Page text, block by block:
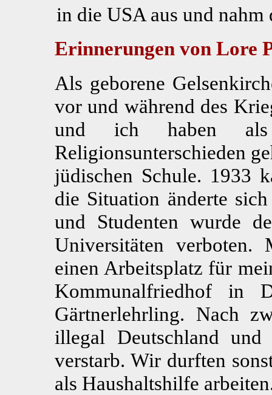
in die USA aus und
Erinnerungen von Lore
Als geborene
vor und während des
und ich haben
Religionsunterschieden
jüdischen Schule. 1933
die Situation änderte
und Studenten wurde
Universitäten verboten.
einen Arbeitsplatz für
Kommunalfriedhof in
Gärtnerlehrling. Nach
illegal Deutschland
verstarb. Wir durften
als Haushaltshilfe